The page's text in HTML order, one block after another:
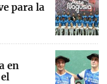
para la
en